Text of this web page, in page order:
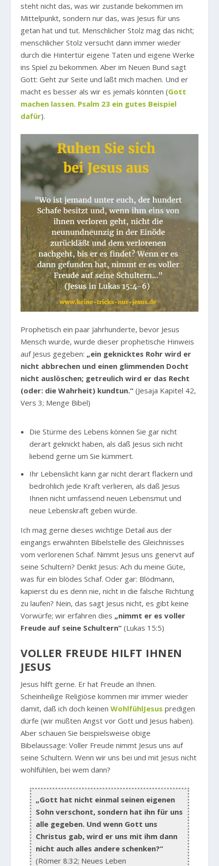
steht nicht das, was wir zustande bekommen im
Mittelpunkt, sondern nur das, was Jesus für uns
getan hat und tut. Menschlicher Stolz mag das nicht;
menschlicher Stolz versucht dann immer wieder
durch die Hintertür eigene Taten und eigene Werke
ins Spiel zu bekommen. Aber im Neuen Bund sagt
Gott: Geht zur Seite und laßt mich machen. Und er
macht es besser als wir es jemals könnten (Gott
machen lassen. Psalm 23 ein gutes Beispiel
dafür).
Prophetisch ein paar Jahrhunderte, bevor Jesus
Mensch wurde, wurde dieser prophetische Hinweis
auf Jesus gegeben: „ein geknicktes Rohr wird er
nicht abbrechen und einen glimmenden Docht
nicht auslöschen; getreulich wird er das Recht
(oder: die Wahrheit) kundtun.“ (Jesaja Kapitel 42,
Vers 3; Menge Bibel)
Die Stürme des Lebens können Sie gar nicht
derart geknickt haben, als daß Jesus sich nicht
liebend gerne um Sie kümmert.
Ihr Lebenslicht kann gar nicht derart flackern und
bedrohlich jede Kraft verlieren, als daß Jesus
Ihnen nicht umfassend neuen Lebensmut und
neue Lebenskraft geben würde.
Ich mag gerne dieses wichtige Detail aus der
eingangs erwähnten Bibelstelle des Gleichnisses
vom verlorenen Schaf. Nimmt Jesus uns genervt auf
seine Schultern? Denkt Jesus: Ach du meine Güte,
was für ein blödes Schaf. Oder gar: Blödmann,
kapierst du es denn nie, nicht in die falsche Richtung
zu laufen? Nein, das sagt Jesus nicht, es gibt keine
Vorwürfe; wir erfahren dies „nimmt er es voller
Freude auf seine Schultern“ (Lukas 15:5)
VOLLER FREUDE HILFT IHNEN
JESUS
Jesus hilft gerne. Er hat Freude an Ihnen.
Scheinheilige Religiöse kommen mir immer wieder
damit, daß ich doch keinenWohlfühlJesus predigen
dürfe (wir müßten Angst vor Gott und Jesus haben).
Aber schauen Sie beispielsweise obige
Bibelaussage: Voller Freude nimmt Jesus uns auf
seine Schultern. Wenn wir uns bei und mit Jesus nicht
wohlfühlen, bei wem dann?
„Gott hat nicht einmal seinen eigenen
Sohn verschont, sondern hat ihn für uns
alle gegeben. Und wenn Gott uns
Christus gab, wird er uns mit ihm dann
nicht auch alles andere schenken?“
(Römer 8:32; Neues Leben